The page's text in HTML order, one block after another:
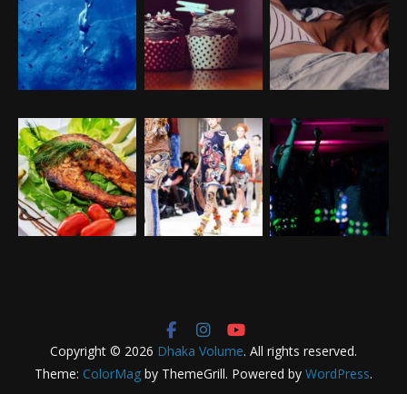
Copyright © 2026 Dhaka Volume. All rights reserved.
Theme: ColorMag by ThemeGrill. Powered by WordPress.